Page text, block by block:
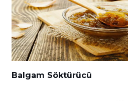
Balgam Söktürücü